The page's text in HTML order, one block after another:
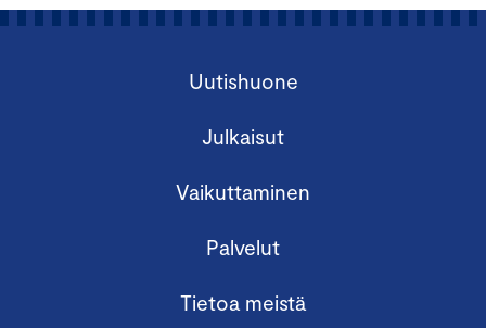
Uutishuone
Julkaisut
Vaikuttaminen
Palvelut
Tietoa meistä